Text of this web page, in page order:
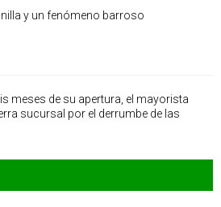
y un fenómeno barroso
meses de su apertura, el mayorista
sucursal por el derrumbe de las